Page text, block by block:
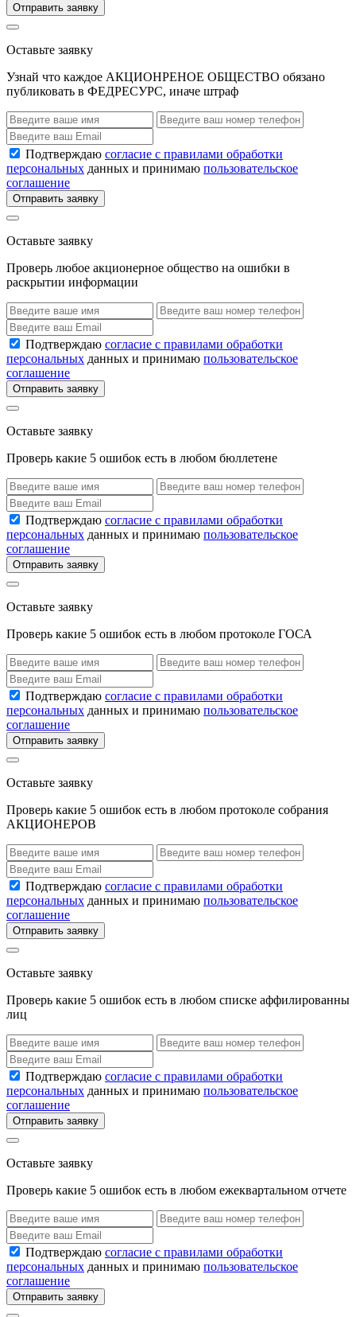
Отправить заявку
Оставьте заявку
Узнай что каждое АКЦИОНРЕНОЕ ОБЩЕСТВО обязано
публиковать в ФЕДРЕСУРС, иначе штраф
Подтверждаю согласие с правилами обработки
персональных данных и принимаю пользовательское
соглашение
Отправить заявку
Оставьте заявку
Проверь любое акционерное общество на ошибки в
раскрытии информации
Подтверждаю согласие с правилами обработки
персональных данных и принимаю пользовательское
соглашение
Отправить заявку
Оставьте заявку
Проверь какие 5 ошибок есть в любом бюллетене
Подтверждаю согласие с правилами обработки
персональных данных и принимаю пользовательское
соглашение
Отправить заявку
Оставьте заявку
Проверь какие 5 ошибок есть в любом протоколе ГОСА
Подтверждаю согласие с правилами обработки
персональных данных и принимаю пользовательское
соглашение
Отправить заявку
Оставьте заявку
Проверь какие 5 ошибок есть в любом протоколе собрания
АКЦИОНЕРОВ
Подтверждаю согласие с правилами обработки
персональных данных и принимаю пользовательское
соглашение
Отправить заявку
Оставьте заявку
Проверь какие 5 ошибок есть в любом списке аффилированны
лиц
Подтверждаю согласие с правилами обработки
персональных данных и принимаю пользовательское
соглашение
Отправить заявку
Оставьте заявку
Проверь какие 5 ошибок есть в любом ежеквартальном отчете
Подтверждаю согласие с правилами обработки
персональных данных и принимаю пользовательское
соглашение
Отправить заявку